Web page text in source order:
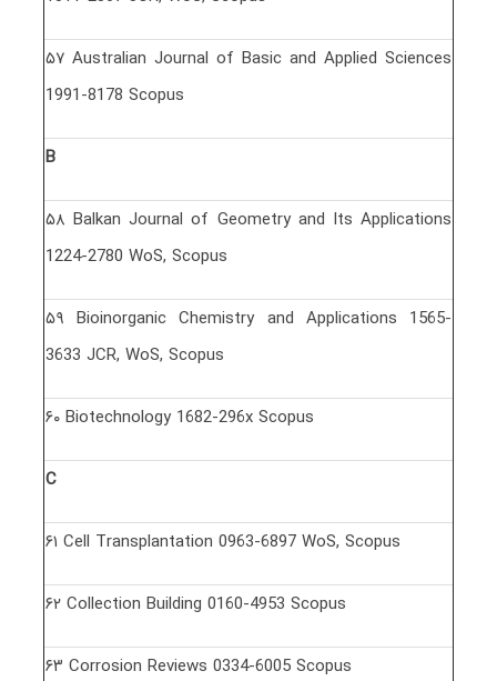
۵٧ Australian Journal of Basic and Applied Sciences
1991-8178 Scopus
B
۵٨ Balkan Journal of Geometry and Its Applications
1224-2780 WoS, Scopus
۵٩ Bioinorganic Chemistry and Applications 1565-
3633 JCR, WoS, Scopus
۶٠ Biotechnology 1682-296x Scopus
C
۶١ Cell Transplantation 0963-6897 WoS, Scopus
۶٢ Collection Building 0160-4953 Scopus
۶٣ Corrosion Reviews 0334-6005 Scopus